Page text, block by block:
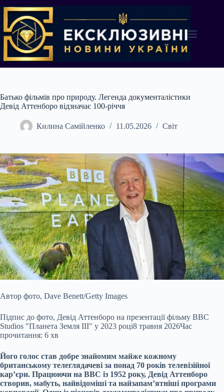
до
вмісту
Батько фільмів про природу. Легенда документалістики
Девід Аттенборо відзначає 100-річчя
Килина Самійленко 11.05.2026 Світ
Автор фото, Dave Benett/Getty Images
Підпис до фото, Девід Аттенборо на презентації фільму BBC
Studios "Планета Земля III" у 2023 році8 травня 2026Час
прочитання: 6 хв
Його голос став добре знайомим майже кожному
британському телеглядачеві за понад 70 років телевізійної
кар’єри. Працюючи на ВВС із 1952 року, Девід Аттенборо
створив, мабуть, найвідоміші та найзапам’ятніші програми